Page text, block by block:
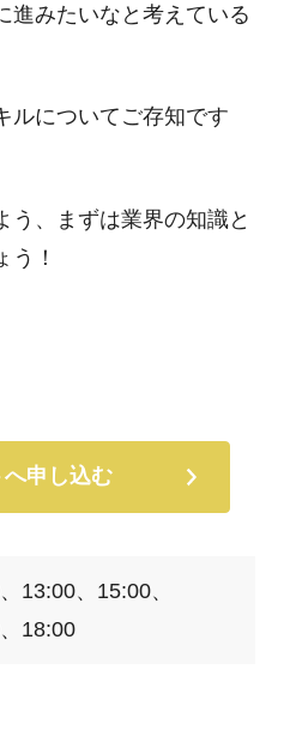
進みたいなと考えている
ルについてご存知です
う、まずは業界の知識と
う！
申し込む
13:00、15:00、
18:00